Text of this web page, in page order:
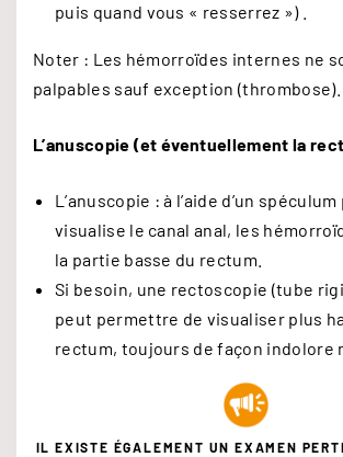
puis quand vous « resserrez ») .
Noter : Les hémorroïdes internes ne
palpables sauf exception (thrombose).
L’anuscopie (et éventuellement la
L’anuscopie : à l’aide d’un
visualise le canal anal, les
la partie basse du rectum.
Si besoin, une rectoscopie (tube
peut permettre de visualiser plus
rectum, toujours de façon indolore
IL EXISTE ÉGALEMENT UN EXAMEN